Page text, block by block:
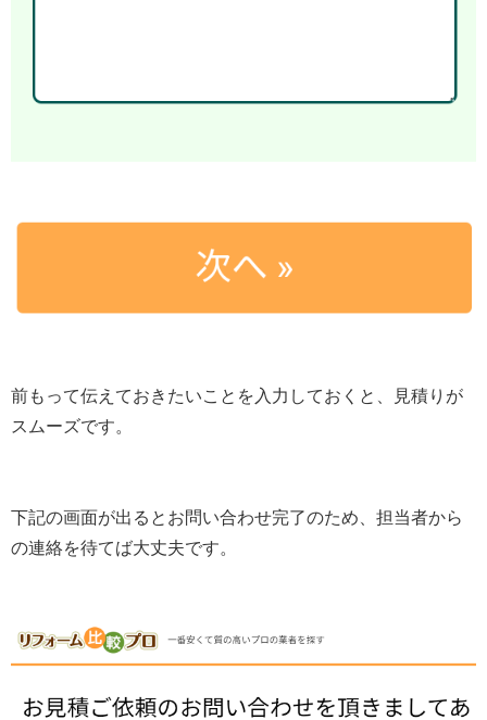
前もって伝えておきたいことを入力しておくと、見積りが
スムーズです。
下記の画面が出るとお問い合わせ完了のため、担当者から
の連絡を待てば大丈夫です。